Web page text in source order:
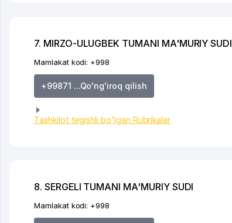
7. MIRZO-ULUGBEK TUMANI MA'MURIY SUDI
Mamlakat kodi: +998
+99871 ...Qo'ng'iroq qilish
Tashkilot tegishli bo'lgan Rubrikalar
8. SERGELI TUMANI MA'MURIY SUDI
Mamlakat kodi: +998